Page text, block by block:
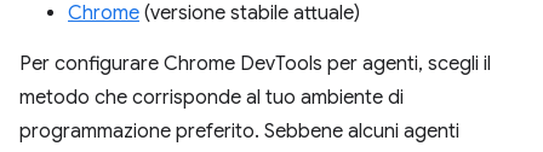
Chrome (versione stabile attuale)
Per configurare Chrome DevTools per agenti, scegli il
metodo che corrisponde al tuo ambiente di
programmazione preferito. Sebbene alcuni agenti